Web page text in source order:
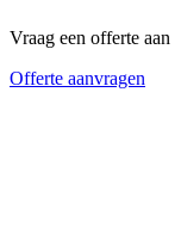
Vraag een offerte aan
Offerte aanvragen